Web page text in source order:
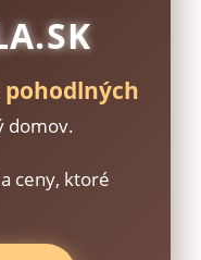
domov.
ceny, ktoré